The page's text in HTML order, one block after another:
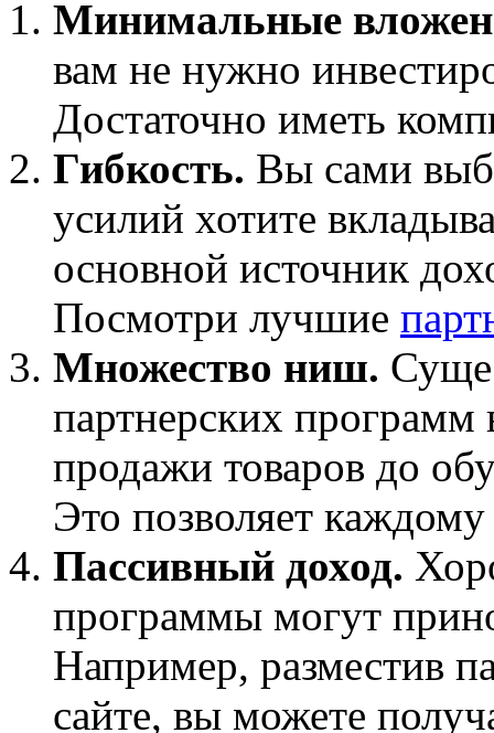
Минимальные
вам не нужно
Достаточно иметь
Гибкость. Вы сами
усилий хотите
основной источник
Посмотри лучшие
Множество ниш.
партнерских программ
продажи товаров до
Это позволяет
Пассивный доход.
программы могут
Например, разместив
сайте, вы можете